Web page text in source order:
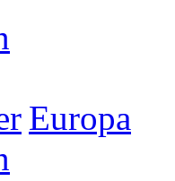
Europa